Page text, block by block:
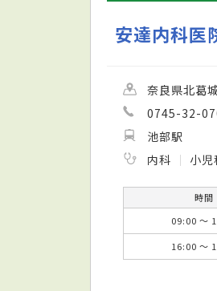
安達内科医
奈良県北葛
0745-32-
池部駅
内科
小児
時間
09:00 ～
16:00 ～